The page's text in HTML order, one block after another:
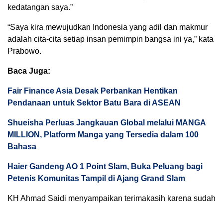
kedatangan saya.”
“Saya kira mewujudkan Indonesia yang adil dan makmur
adalah cita-cita setiap insan pemimpin bangsa ini ya,” kata
Prabowo.
Baca Juga:
Fair Finance Asia Desak Perbankan Hentikan
Pendanaan untuk Sektor Batu Bara di ASEAN
Shueisha Perluas Jangkauan Global melalui MANGA
MILLION, Platform Manga yang Tersedia dalam 100
Bahasa
Haier Gandeng AO 1 Point Slam, Buka Peluang bagi
Petenis Komunitas Tampil di Ajang Grand Slam
KH Ahmad Saidi menyampaikan terimakasih karena sudah